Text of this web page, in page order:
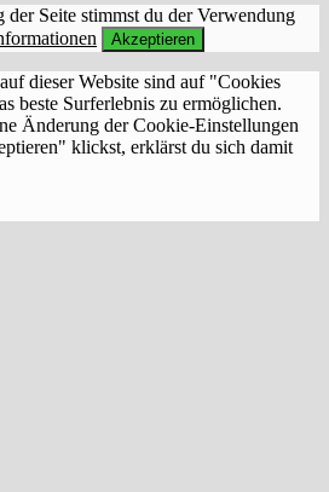
Seite stimmst du der Verwendung
Akzeptieren
dieser Website sind auf "Cookies
beste Surferlebnis zu ermöglichen.
Änderung der Cookie-Einstellungen
klickst, erklärst du sich damit